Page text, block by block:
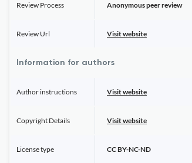
Review Process Anonymous peer review
Review Url Visit website
Information for authors
Author instructions Visit website
Copyright Details Visit website
License type CC BY-NC-ND